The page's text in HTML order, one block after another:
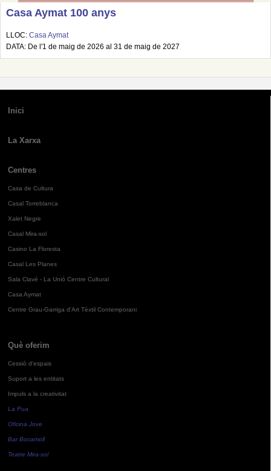
Casa Aymat 100 anys
LLOC: Casa Aymat
DATA: De l'1 de maig de 2026 al 31 de maig de 2027
Inici
La Xarxa
Centres
Casa de Cultura
Casal Torreblanca
Xalet Negre
Casal Mira-sol
Casino La Floresta
Casal Les Planes
Sala Clavé - La Unió Centre Cultural
Casa Aymat
Centre Grau-Garriga d'Art Tèxtil Contemporani
Què oferim
Cessió d'espais
Suport a les entitats
Impuls a la creativitat
La Pua
Oficina Jove
Bar Bocamoll
Teatre Mira-sol